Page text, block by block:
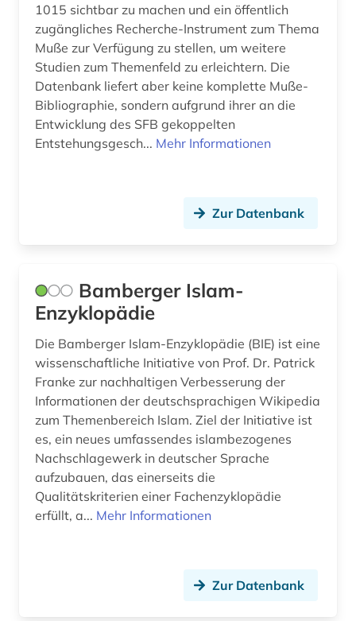
geschichte 1535-1820 (1)
geschichte 1778-1819 (1)
geschichte 1900-2000 (2)
geschichte 1917-1929 (1)
geschichte 1930-1939 (1)
geschichte anfänge - 1856 (1)
gewerkschaftsbewegung (1)
goethezeit (1)
gottesdienst (2)
gottfried wilhelm leibniz (1)
grabinschrift (1)
grabmal (1)
1015 sichtbar zu machen und ein öffentlich
zugängliches Recherche-Instrument zum Thema
Muße zur Verfügung zu stellen, um weitere
Studien zum Themenfeld zu erleichtern. Die
Datenbank liefert aber keine komplette Muße-
Bibliographie, sondern aufgrund ihrer an die
Entwicklung des SFB gekoppelten
Entstehungsgesch... Mehr Informationen
Zur Datenbank
Bamberger Islam-
Enzyklopädie
Die Bamberger Islam-Enzyklopädie (BIE) ist eine
wissenschaftliche Initiative von Prof. Dr. Patrick
Franke zur nachhaltigen Verbesserung der
Informationen der deutschsprachigen Wikipedia
zum Themenbereich Islam. Ziel der Initiative ist
es, ein neues umfassendes islambezogenes
Nachschlagewerk in deutscher Sprache
aufzubauen, das einerseits die
Qualitätskriterien einer Fachenzyklopädie
erfüllt, a... Mehr Informationen
Zur Datenbank